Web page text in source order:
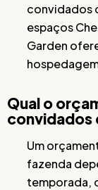
convidados
espaços
Garden
Qual o
convidados
Um
fazenda
temporada,